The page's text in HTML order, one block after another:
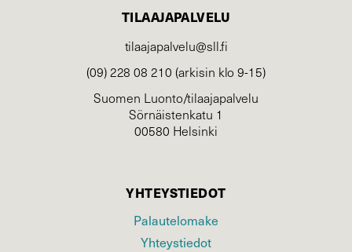
TILAAJAPALVELU
tilaajapalvelu@sll.fi
(09) 228 08 210 (arkisin klo 9-15)
Suomen Luonto/tilaajapalvelu
Sörnäistenkatu 1
00580 Helsinki
YHTEYSTIEDOT
Palautelomake
Yhteystiedot